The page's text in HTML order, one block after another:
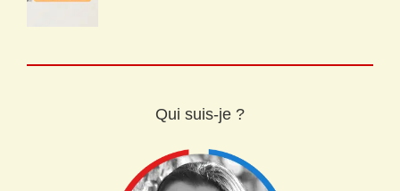
Qui suis-je ?